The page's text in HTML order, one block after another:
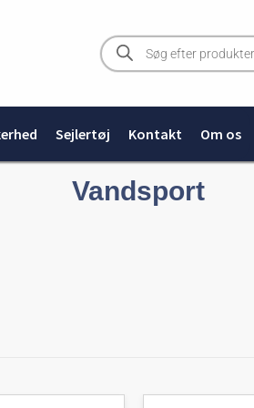
Products
search
Sejlertøj Kontakt Om os
Vandsport